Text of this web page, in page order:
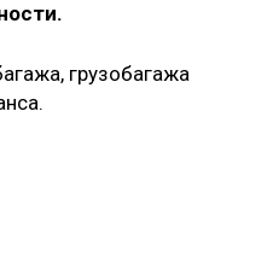
грузобагажа